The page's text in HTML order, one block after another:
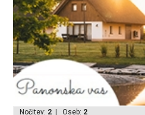
Nočitev: 2 | Oseb: 2